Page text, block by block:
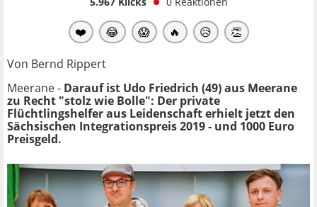
❤️ 😂 😱 🔥 😥 👏
Von Bernd Rippert
Meerane - Darauf ist Udo Friedrich (49) aus Meerane
zu Recht "stolz wie Bolle": Der private
Flüchtlingshelfer aus Leidenschaft erhielt jetzt den
Sächsischen Integrationspreis 2019 - und 1000 Euro
Preisgeld.